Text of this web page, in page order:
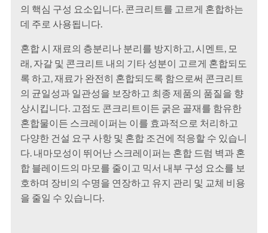
의 핵심 구성 요소입니다. 콘크리트를 고르게 혼합하는
데 주로 사용됩니다.
혼합 시 재료의 층분리나 분리를 방지하고, 시멘트, 모
래, 자갈 및 콘크리트 내의 기타 성분이 고르게 혼합되도
록 하고, 재료가 완전히 혼합되도록 함으로써 콘크리트
의 균일성과 일관성을 보장하고 최종 제품의 품질을 향
상시킵니다. 고점도 콘크리트이든 굵은 골재를 함유한
혼합물이든 스크레이퍼는 이를 효과적으로 처리하고
다양한 건설 요구 사항 및 혼합 조건에 적응할 수 있습니
다. 내마모성이 뛰어난 스크레이퍼는 혼합 드럼 벽과 혼
합 블레이드의 마모를 줄이고 믹서 내부 구성 요소를 보
호하며 장비의 수명을 연장하고 유지 관리 및 교체 비용
을 줄일 수 있습니다.